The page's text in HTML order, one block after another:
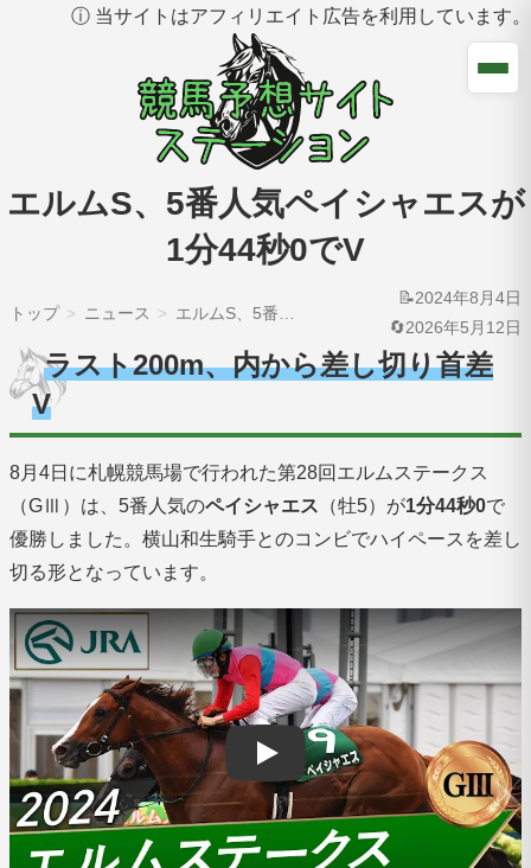
ⓘ 当サイトはアフィリエイト広告を利用しています。
エルムS、5番人気ペイシャエスが
1分44秒0でV
トップ ニュース エルムS、5番人気ペイシャエスが1分44秒0でV
📝2024年8月4日
🔄2026年5月12日
ラスト200m、内から差し切り首差
V
8月4日に札幌競馬場で行われた第28回エルムステークス
（GⅢ）は、5番人気のペイシャエス （牡5）が1分44秒0で
優勝しました。横山和生騎手とのコンビでハイペースを差し
切る形となっています。
YouTube video player